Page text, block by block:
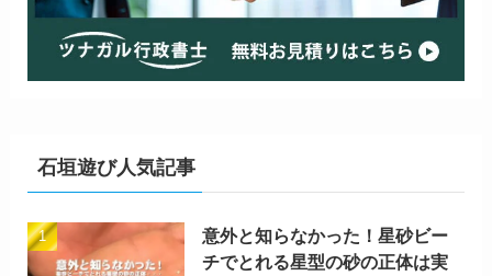
石垣遊び人気記事
意外と知らなかった！星砂ビー
チでとれる星型の砂の正体は実